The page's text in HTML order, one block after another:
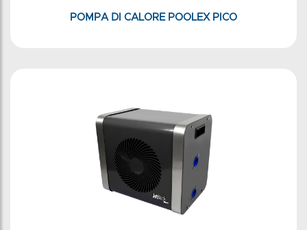
POMPA DI CALORE POOLEX PICO